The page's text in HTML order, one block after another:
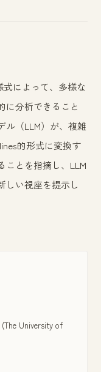
式によって、多様な
に分析できること
ル（LLM）が、複雑
的形式に変換す
ことを指摘し、LLM
しい視座を提示し
University of